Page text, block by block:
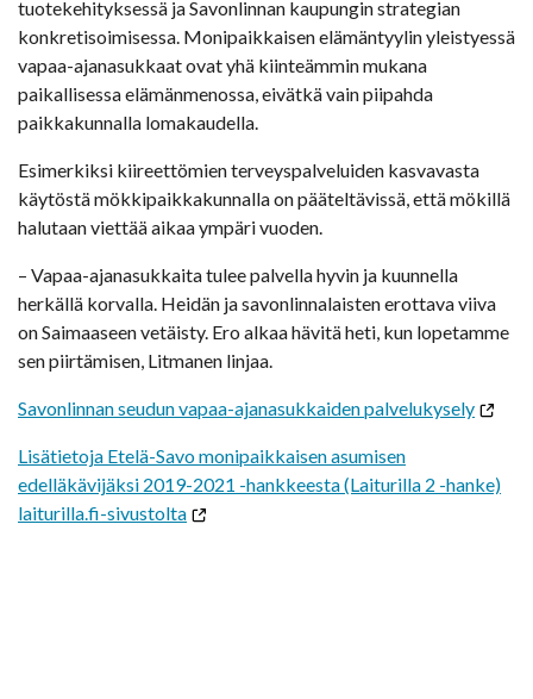
tuotekehityksessä ja Savonlinnan kaupungin strategian
konkretisoimisessa. Monipaikkaisen elämäntyylin yleistyessä
vapaa-ajanasukkaat ovat yhä kiinteämmin mukana
paikallisessa elämänmenossa, eivätkä vain piipahda
paikkakunnalla lomakaudella.
Esimerkiksi kiireettömien terveyspalveluiden kasvavasta
käytöstä mökkipaikkakunnalla on pääteltävissä, että mökillä
halutaan viettää aikaa ympäri vuoden.
– Vapaa-ajanasukkaita tulee palvella hyvin ja kuunnella
herkällä korvalla. Heidän ja savonlinnalaisten erottava viiva
on Saimaaseen vetäisty. Ero alkaa hävitä heti, kun lopetamme
sen piirtämisen, Litmanen linjaa.
Savonlinnan seudun vapaa-ajanasukkaiden palvelukysely
Lisätietoja Etelä-Savo monipaikkaisen asumisen
edelläkävijäksi 2019-2021 -hankkeesta (Laiturilla 2 -hanke)
laiturilla.fi-sivustolta